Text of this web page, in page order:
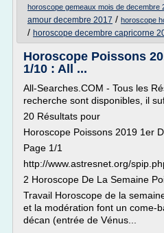
horoscope gemeaux mois de decembre
amour decembre 2017 / horoscope
/ horoscope decembre capricorne
Horoscope Poissons
1/10 : All ...
All-Searches.COM - Tous les
recherche sont disponibles, il
20 Résultats pour
Horoscope Poissons 2019 1er
Page 1/1
http://www.astresnet.org/
2 Horoscope De La Semaine
Travail Horoscope de la
et la modération font un come-
décan (entrée de Vénus...